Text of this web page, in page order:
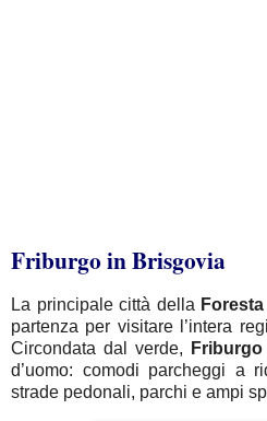
Friburgo in Brisgovia
La principale città della Foresta
partenza per visitare l’intera
Circondata dal verde,
Friburgo
d’uomo: comodi parcheggi a
strade pedonali, parchi e ampi